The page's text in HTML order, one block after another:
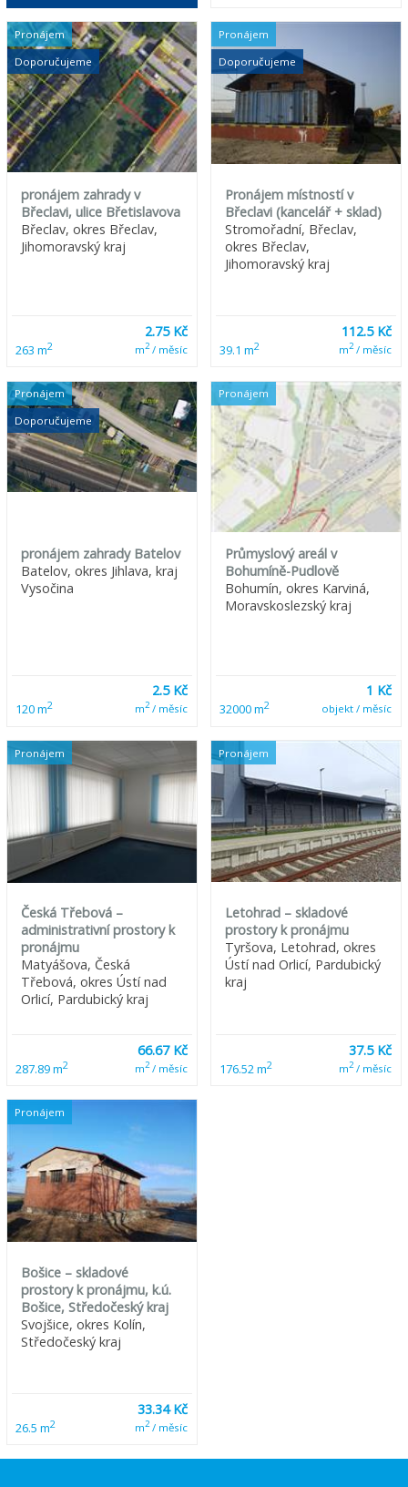
Pronájem
Doporučujeme
pronájem zahrady v
Břeclavi, ulice Břetislavova
Břeclav, okres Břeclav,
Jihomoravský kraj
263 m2
2.75 Kč
m2/ měsíc
Pronájem
Doporučujeme
Pronájem místností v
Břeclavi (kancelář + sklad)
Stromořadní, Břeclav,
okres Břeclav,
Jihomoravský kraj
39.1 m2
112.5 Kč
m2/ měsíc
Pronájem
Doporučujeme
pronájem zahrady Batelov
Batelov, okres Jihlava, kraj
Vysočina
120 m2
2.5 Kč
m2/ měsíc
Pronájem
Průmyslový areál v
Bohumíně-Pudlově
Bohumín, okres Karviná,
Moravskoslezský kraj
32000 m2
1 Kč
objekt / měsíc
Pronájem
Česká Třebová –
administrativní prostory k
pronájmu
Matyášova, Česká
Třebová, okres Ústí nad
Orlicí, Pardubický kraj
287.89 m2
66.67 Kč
m2/ měsíc
Pronájem
Letohrad – skladové
prostory k pronájmu
Tyršova, Letohrad, okres
Ústí nad Orlicí, Pardubický
kraj
176.52 m2
37.5 Kč
m2/ měsíc
Pronájem
Bošice – skladové
prostory k pronájmu, k.ú.
Bošice, Středočeský kraj
Svojšice, okres Kolín,
Středočeský kraj
26.5 m2
33.34 Kč
m2/ měsíc